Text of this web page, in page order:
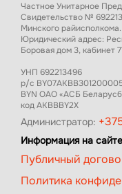
Частное Унитарное
Свидетельство №
Минского райисполкома.
Юридический адрес:
Боровая дом 3, кабинет
УНП 692213496
р/с
BYN ОАО «АСБ
код AKBBBY2X
Администратор:
Информация на
Публичный
Политика